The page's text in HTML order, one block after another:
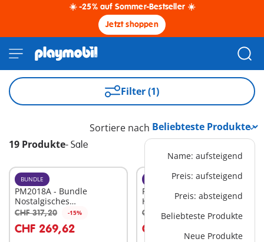
☀️ -25% auf Sommer-Bestseller ☀️
Jetzt shoppen
Filter (1)
19 Produkte- Sale
Sortiere nach
Name: aufsteigend
Preis: aufsteigend
Preis: absteigend
Beliebteste Produkte
Neue Produkte
BUNDLE
PM2018A - Bundle
Nostalgisches
Puppenhaus
CHF 317,20 -15%
CHF 269,62
In den Warenkorb
PM2305D - Bundle
Historische Gebäude
CHF 170,70 -15%
CHF 145,09
In den Warenkorb